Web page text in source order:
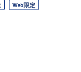
Web限定